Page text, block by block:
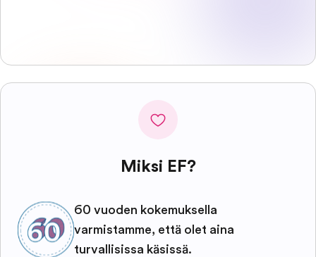
Miksi EF?
60 vuoden kokemuksella
varmistamme, että olet aina
turvallisissa käsissä.